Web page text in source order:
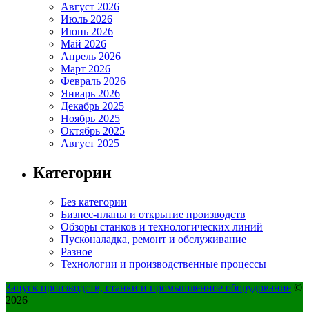
Август 2026
Июль 2026
Июнь 2026
Май 2026
Апрель 2026
Март 2026
Февраль 2026
Январь 2026
Декабрь 2025
Ноябрь 2025
Октябрь 2025
Август 2025
Категории
Без категории
Бизнес-планы и открытие производств
Обзоры станков и технологических линий
Пусконаладка, ремонт и обслуживание
Разное
Технологии и производственные процессы
Запуск производств, станки и промышленное оборудование ©
2026